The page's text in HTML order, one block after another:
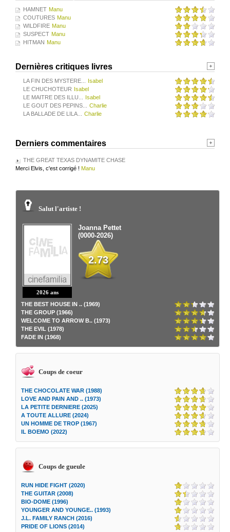
HAMNET Manu
COUTURES Manu
WILDFIRE Manu
SUSPECT Manu
HITMAN Manu
Dernières critiques livres
LA FIN DES MYSTERE...
Isabel
LE CHUCHOTEUR Isabel
LE MAITRE DES ILLU...
Isabel
LE GOUT DES PEPINS...
Charlie
LA BALLADE DE LILA...
Charlie
Derniers commentaires
THE GREAT TEXAS DYNAMITE CHASE
Merci Elvis, c'est corrigé ! Manu
Salut l'artiste !
2026 ans
Joanna Pettet
(0000-2026)
2.73
THE BEST HOUSE IN .. (1969)
THE GROUP (1966)
WELCOME TO ARROW B.. (1973)
THE EVIL (1978)
FADE IN (1968)
Coups de coeur
THE CHOCOLATE WAR (1988)
LOVE AND PAIN AND .. (1973)
LA PETITE DERNIERE (2025)
A TOUTE ALLURE (2024)
UN HOMME DE TROP (1967)
IL BOEMO (2022)
Coups de gueule
RUN HIDE FIGHT (2020)
THE GUITAR (2008)
BIO-DOME (1996)
YOUNGER AND YOUNGE.. (1993)
J.L. FAMILY RANCH (2016)
PRIDE OF LIONS (2014)